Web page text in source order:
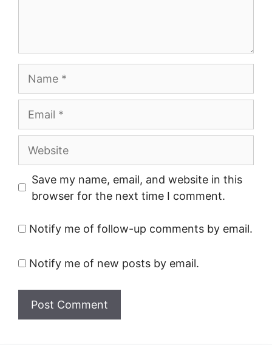
Website
Save my name, email, and website in this
browser for the next time I comment.
Notify me of follow-up comments by email.
Notify me of new posts by email.